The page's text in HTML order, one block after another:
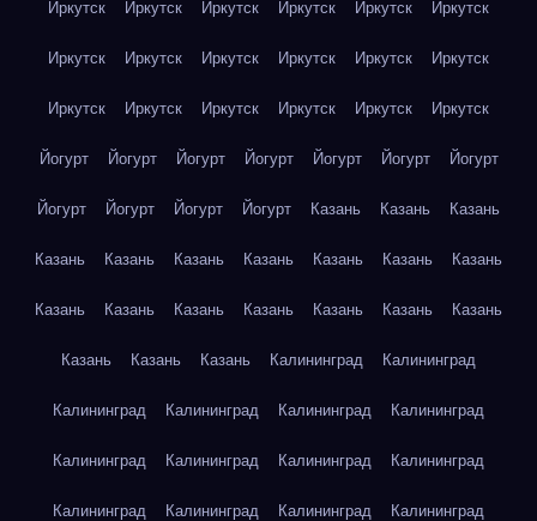
Иркутск Иркутск Иркутск Иркутск Иркутск Иркутск
Иркутск Иркутск Иркутск Иркутск Иркутск Иркутск
Иркутск Иркутск Иркутск Иркутск Иркутск Иркутск
Йогурт Йогурт Йогурт Йогурт Йогурт Йогурт Йогурт
Йогурт Йогурт Йогурт Йогурт Казань Казань Казань
Казань Казань Казань Казань Казань Казань Казань
Казань Казань Казань Казань Казань Казань Казань
Казань Казань Казань Калининград Калининград
Калининград Калининград Калининград Калининград
Калининград Калининград Калининград Калининград
Калининград Калининград Калининград Калининград